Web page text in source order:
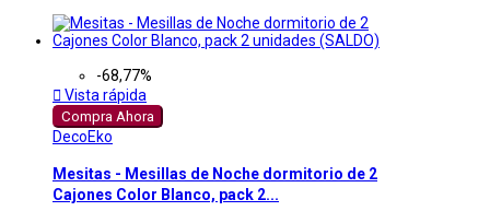
-68,77%
 Vista rápida
Compra Ahora
DecoEko
Mesitas - Mesillas de Noche dormitorio de 2
Cajones Color Blanco, pack 2...